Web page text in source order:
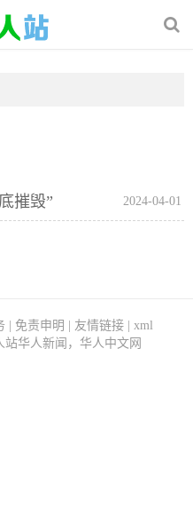
2024-04-01
摧毁”
免责申明 友情链接| xml
站华人新闻，华人中文网